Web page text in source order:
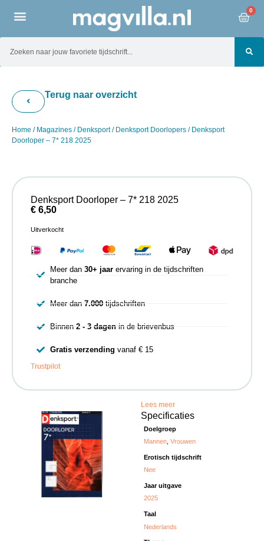
0
Terug naar overzicht
Home / Magazines / Denksport/ Denksport Doorlopers / Denksport
Doorloper – 7* 218 2025
Lees meer
Specificaties
Doelgroep
Mannen ,Vrouwen
Erotisch tijdschrift
Nee
Jaar uitgave
2025
Taal
Nederlands
Denksport Doorloper – 7* 218 2025
€ 6,50
Uitverkocht
Meer dan 30+ jaarervaring in de tijdschriften
branche
Meer dan 7.000tijdschriften
Binnen 2 - 3 dagenin de brievenbus
Gratis verzending vanaf € 15
Trustpilot